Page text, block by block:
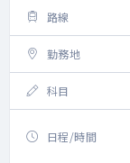
路線
勤務地
科目
日程/時間